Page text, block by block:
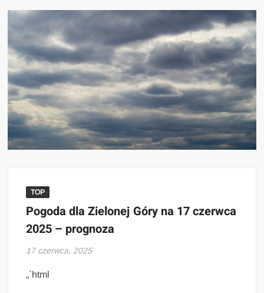
TOP
Pogoda dla Zielonej Góry na 17 czerwca
2025 – prognoza
17 czerwca, 2025
„`html